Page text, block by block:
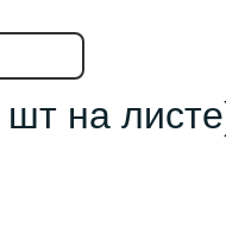
на